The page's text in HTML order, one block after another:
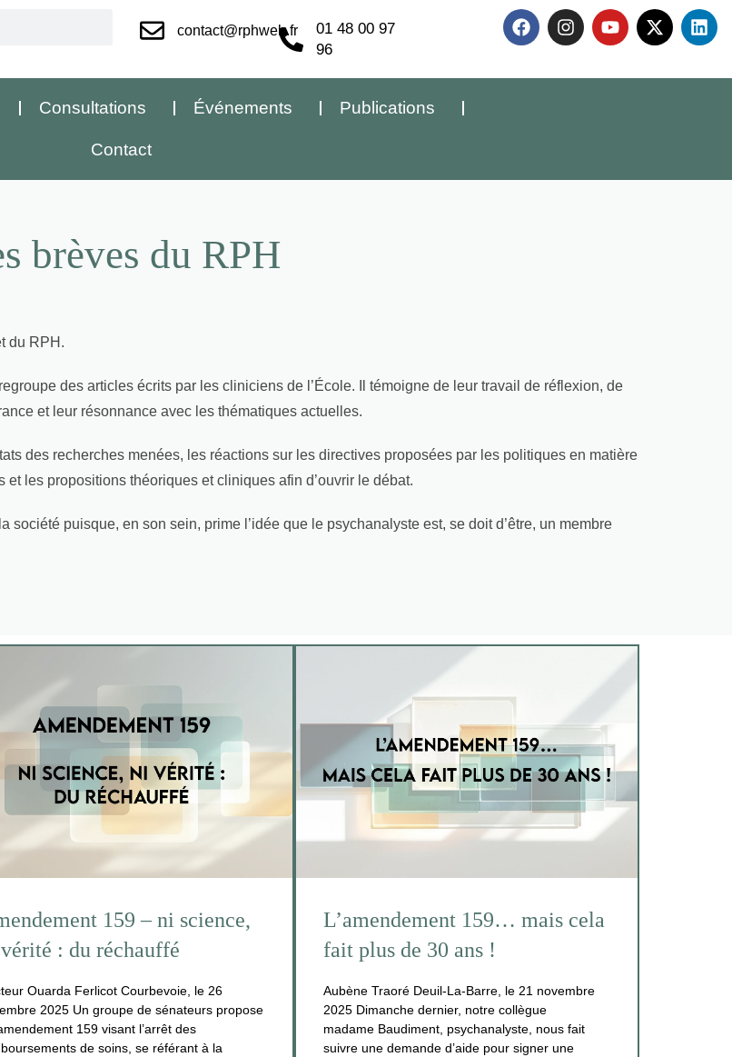
contact@rphweb.fr
01 48 00 97
96
Consultations Événements Publications
Contact
brèves du RPH
du RPH.
des articles écrits par les cliniciens de l’École. Il témoigne de leur travail de réflexion, de
et leur résonnance avec les thématiques actuelles.
des recherches menées, les réactions sur les directives proposées par les politiques en matière
les propositions théoriques et cliniques afin d’ouvrir le débat.
puisque, en son sein, prime l’idée que le psychanalyste est, se doit d’être, un membre
159 – ni science,
: du réchauffé
Ouarda Ferlicot Courbevoie, le 26
2025 Un groupe de sénateurs propose
159 visant l’arrêt des
de soins, se référant à la
L’amendement 159… mais cela
fait plus de 30 ans !
Aubène Traoré Deuil-La-Barre, le 21 novembre
2025 Dimanche dernier, notre collègue
madame Baudiment, psychanalyste, nous fait
suivre une demande d’aide pour signer une